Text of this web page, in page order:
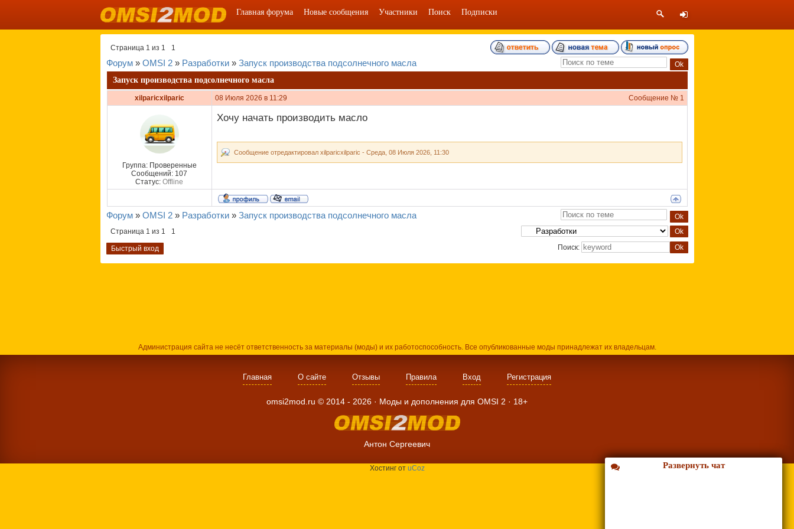
Главная форума Новые сообщения Участники Поиск Подписки
Развернуть чат
Страница 1 из 1 1
Форум » OMSI 2 » Разработки » Запуск производства подсолнечного масла
Запуск производства подсолнечного масла
xilparicxilparic 08 Июля 2026 в 11:29 Сообщение № 1
Группа: Проверенные
Сообщений: 107
Статус: Offline
Хочу начать производить масло
Сообщение отредактировал xilparicxilparic - Среда, 08 Июля 2026, 11:30
Форум » OMSI 2 » Разработки » Запуск производства подсолнечного масла
Страница 1 из 1
1
Поиск:
Администрация сайта не несёт ответственность за материалы (моды) и их работоспособность. Все опубликованные моды принадлежат их владельцам.
Главная О сайте Отзывы Правила Вход Регистрация
omsi2mod.ru © 2014 - 2026 · Моды и дополнения для OMSI 2 · 18+
Антон Сергеевич
Хостинг от uCoz